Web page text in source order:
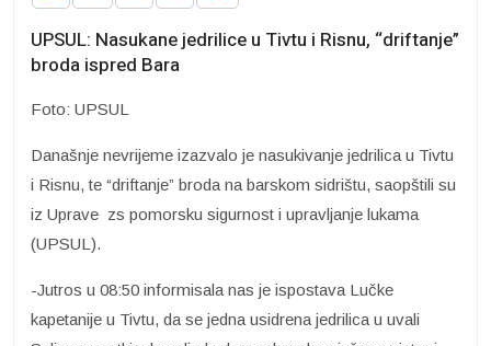
UPSUL: Nasukane jedrilice u Tivtu i Risnu, “driftanje”
broda ispred Bara
Foto: UPSUL
Današnje nevrijeme izazvalo je nasukivanje jedrilica u Tivtu
i Risnu, te “driftanje” broda na barskom sidrištu, saopštili su
iz Uprave zs pomorsku sigurnost i upravljanje lukama
(UPSUL).
-Jutros u 08:50 informisala nas je ispostava Lučke
kapetanije u Tivtu, da se jedna usidrena jedrilica u uvali